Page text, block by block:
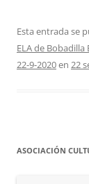
Esta entrada se
ELA de
22-9-2020en 22
ASOCIACIÓN